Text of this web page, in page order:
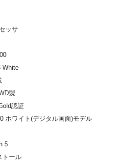
ッサ
White
製
認証
ホワイト(デジタル画面)モデル
5
トール